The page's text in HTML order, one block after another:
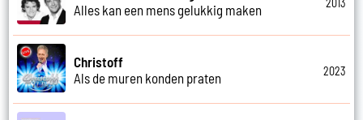
Alles kan een mens gelukkig maken
Christoff
Als de muren konden praten
2023